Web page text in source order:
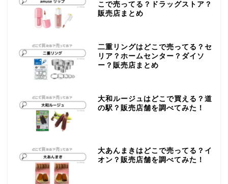
こで売ってる？ドラッグストア？
販売店まとめ
二重リングはどこで売ってる？セ
リア？ホームセンター？ダイソ
ー？販売店まとめ
大和ルージュはどこで買える？道
の駅？販売店舗を調べてみた！
大あんまきはどこで売ってる？イ
オン？販売店舗を調べてみた！